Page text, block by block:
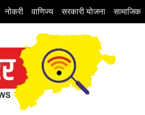
नोकरी वाणिज्य सरकारी योजना सामाजिक